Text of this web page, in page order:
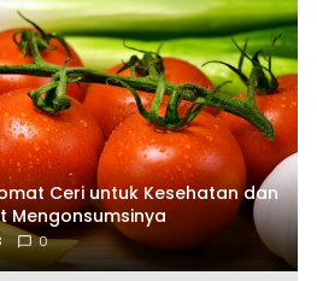
Ceri untuk Kesehatan dan
Mengonsumsinya
0